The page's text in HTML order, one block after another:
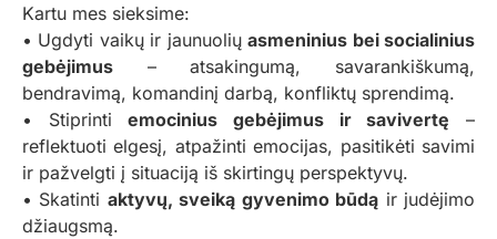
Kartu mes sieksime:
• Ugdyti vaikų ir jaunuoliųasmeninius bei socialinius
gebėjimus – atsakingumą, savarankiškumą,
bendravimą, komandinį darbą, konfliktų sprendimą.
• Stiprintiemocinius gebėjimus ir savivertę –
reflektuoti elgesį, atpažinti emocijas, pasitikėti savimi
ir pažvelgti į situaciją iš skirtingų perspektyvų.
• Skatinti aktyvų, sveiką gyvenimo būdą ir judėjimo
džiaugsmą.